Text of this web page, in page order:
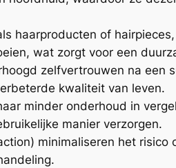
haarproducten of
wat zorgt voor een
zelfvertrouwen na een
kwaliteit van leven.
minder onderhoud in
manier verzorgen.
minimaliseren het